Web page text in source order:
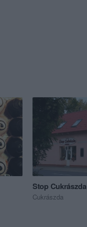
Stop Cukrászda
Cukrászda